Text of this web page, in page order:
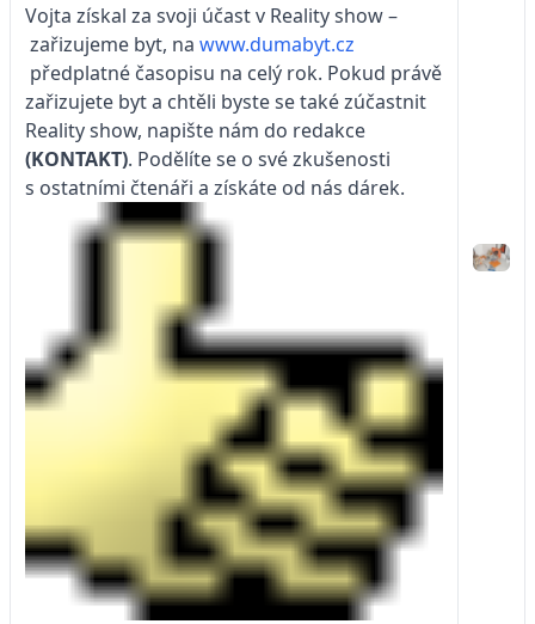
Vojta získal za svoji účast v Reality show –
zařizujeme byt, na www.dumabyt.cz
předplatné časopisu na celý rok. Pokud právě
zařizujete byt a chtěli byste se také zúčastnit
Reality show, napište nám do redakce
(KONTAKT). Podělíte se o své zkušenosti
s ostatními čtenáři a získáte od nás dárek.